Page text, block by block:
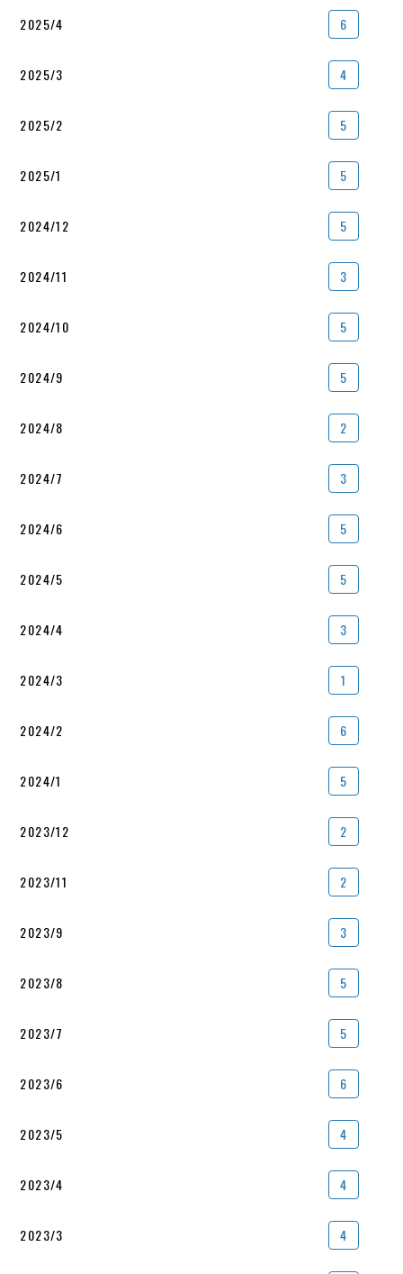
2025/4 6
2025/3 4
2025/2 5
2025/1 5
2024/12 5
2024/11 3
2024/10 5
2024/9 5
2024/8 2
2024/7 3
2024/6 5
2024/5 5
2024/4 3
2024/3 1
2024/2 6
2024/1 5
2023/12 2
2023/11 2
2023/9 3
2023/8 5
2023/7 5
2023/6 6
2023/5 4
2023/4 4
2023/3 4